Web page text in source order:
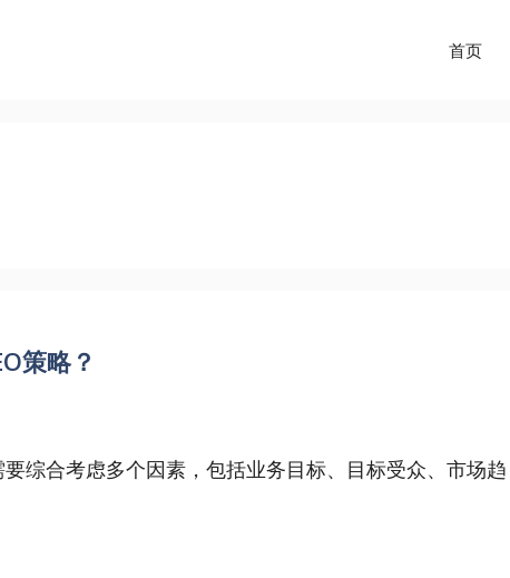
首页
策略？
综合考虑多个因素，包括业务目标、目标受众、市场趋